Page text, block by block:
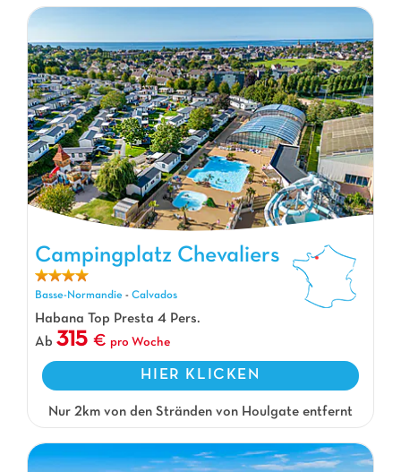
Campingplatz Chevaliers, Campingplatz Basse-Normandie
Campingplatz Chevaliers
Basse-Normandie - Calvados
Habana Top Presta 4 Pers.
Ab 315 pro Woche
HIER KLICKEN
Nur 2km von den Stränden von Houlgate entfernt